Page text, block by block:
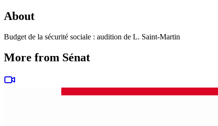
About
Budget de la sécurité sociale : audition de L. Saint-Martin
More from Sénat